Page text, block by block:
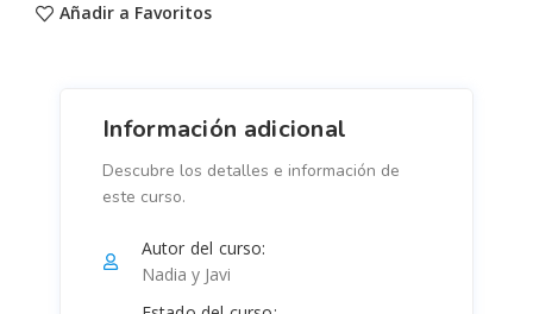
Añadir a Favoritos
Información adicional
Descubre los detalles e información de
este curso.
Autor del curso:
Nadia y Javi